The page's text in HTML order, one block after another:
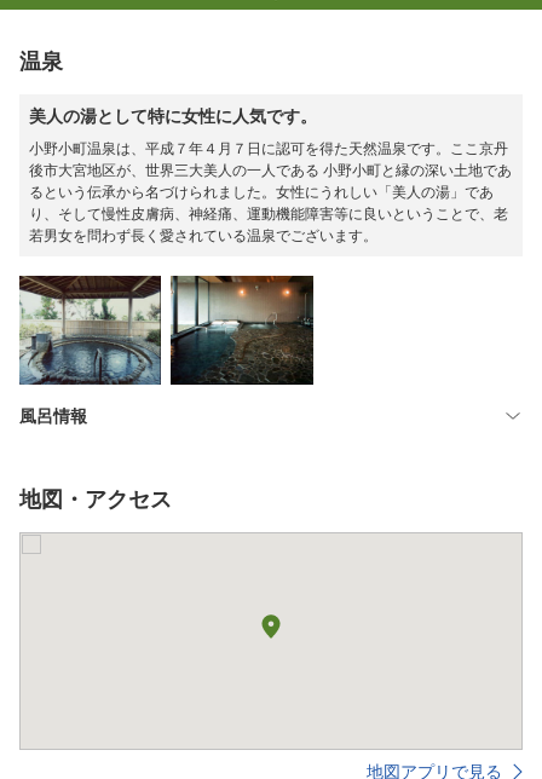
温泉
美人の湯として特に女性に人気です。
小野小町温泉は、平成７年４月７日に認可を得た天然温泉です。ここ京丹
後市大宮地区が、世界三大美人の一人である 小野小町と縁の深い土地であ
るという伝承から名づけられました。女性にうれしい「美人の湯」であ
り、そして慢性皮膚病、神経痛、運動機能障害等に良いということで、老
若男女を問わず長く愛されている温泉でございます。
風呂情報
地図・アクセス
地図アプリで見る